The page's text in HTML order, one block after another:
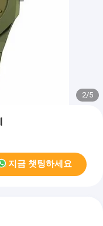
2/5
지금 챗팅하세요